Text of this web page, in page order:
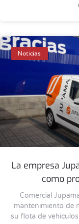
Noticias
La empresa
como
Comercial
mantenimiento de
su flota de